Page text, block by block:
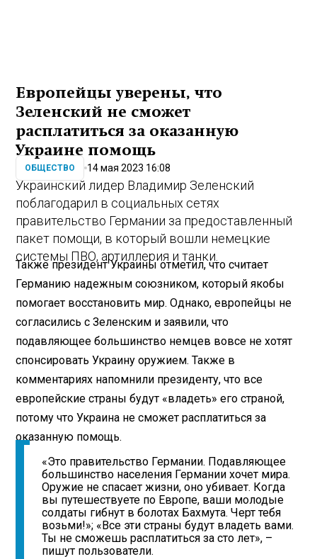
Европейцы уверены, что
Зеленский не сможет
расплатиться за оказанную
Украине помощь
ОБЩЕСТВО 14 мая 2023 16:08
Украинский лидер Владимир Зеленский
поблагодарил в социальных сетях
правительство Германии за предоставленный
пакет помощи, в который вошли немецкие
системы ПВО, артиллерия и танки.
Также президент Украины отметил, что считает
Германию надежным союзником, который якобы
помогает восстановить мир. Однако, европейцы не
согласились с Зеленским и заявили, что
подавляющее большинство немцев вовсе не хотят
спонсировать Украину оружием. Также в
комментариях напомнили президенту, что все
европейские страны будут «владеть» его страной,
потому что Украина не сможет расплатиться за
оказанную помощь.
«Это правительство Германии. Подавляющее
большинство населения Германии хочет мира.
Оружие не спасает жизни, оно убивает. Когда
вы путешествуете по Европе, ваши молодые
солдаты гибнут в болотах Бахмута. Черт тебя
возьми!»; «Все эти страны будут владеть вами.
Ты не сможешь расплатиться за сто лет», –
пишут пользователи.